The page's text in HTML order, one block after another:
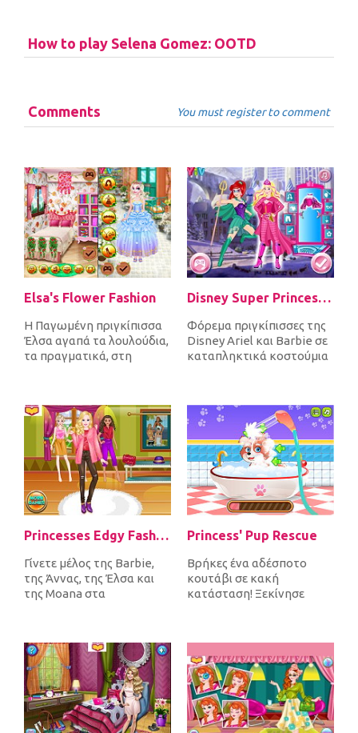
How to play Selena Gomez: OOTD
Comments You must register to comment
Elsa's Flower Fashion
Η Παγωμένη πριγκίπισσα
Έλσα αγαπά τα λουλούδια,
τα πραγματικά, στη
Disney Super Princess 1
Φόρεμα πριγκίπισσες της
Disney Ariel και Barbie σε
καταπληκτικά κοστούμια
Princesses Edgy Fashion
Γίνετε μέλος της Barbie,
της Άννας, της Έλσα και
της Moana στα
Princess' Pup Rescue
Βρήκες ένα αδέσποτο
κουτάβι σε κακή
κατάσταση! Ξεκίνησε